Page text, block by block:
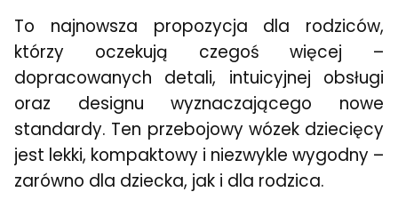
To najnowsza propozycja dla rodziców,
którzy oczekują czegoś więcej –
dopracowanych detali, intuicyjnej obsługi
oraz designu wyznaczającego nowe
standardy. Ten przebojowy wózek dziecięcy
jest lekki, kompaktowy i niezwykle wygodny –
zarówno dla dziecka, jak i dla rodzica.